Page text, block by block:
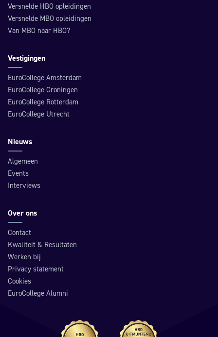
Versnelde HBO opleidingen
Versnelde MBO opleidingen
Van MBO naar HBO?
Vestigingen
EuroCollege Amsterdam
EuroCollege Groningen
EuroCollege Rotterdam
EuroCollege Utrecht
Nieuws
Algemeen
Events
Interviews
Over ons
Contact
Kwaliteit & Resultaten
Werken bij
Privacy statement
Cookies
EuroCollege Alumni